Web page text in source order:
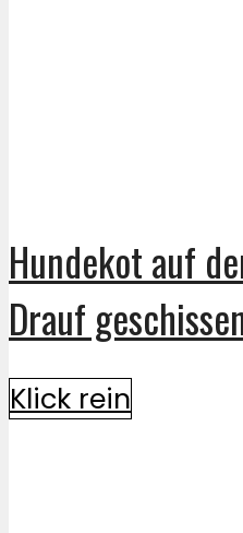
Hundekot auf
Drauf
Klick rein